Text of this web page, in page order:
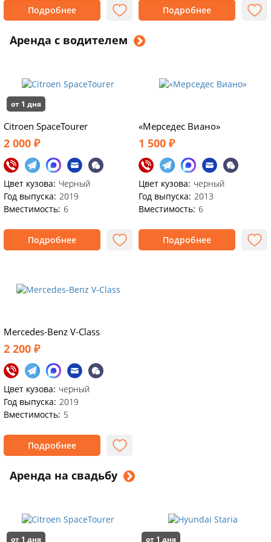
Подробнее Подробнее
Аренда с водителем
от 1 дня
Citroen SpaceTourer
2 000 ₽
Цвет кузова: Черный
Год выпуска: 2019
Вместимость: 6
Подробнее
«Мерседес Виано»
1 500 ₽
Цвет кузова: черный
Год выпуска: 2013
Вместимость: 6
Подробнее
Mercedes-Benz V-Class
2 200 ₽
Цвет кузова: черный
Год выпуска: 2019
Вместимость: 5
Подробнее
Аренда на свадьбу
от 1 дня от 1 дня